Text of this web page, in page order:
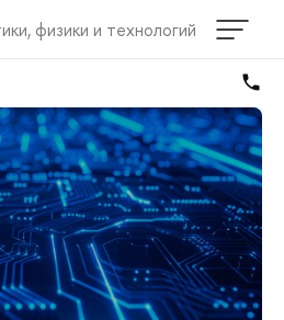
физики и технологий